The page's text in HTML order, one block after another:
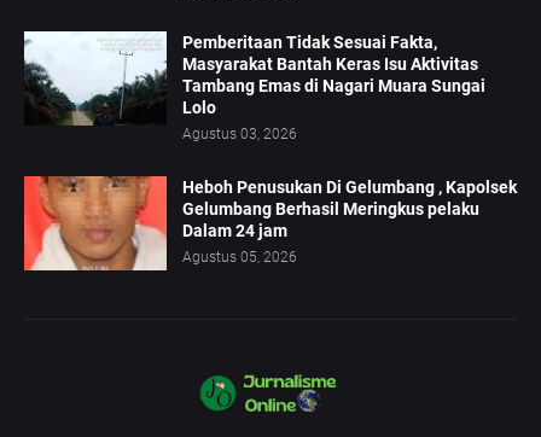
Pemberitaan Tidak Sesuai Fakta,
Masyarakat Bantah Keras Isu Aktivitas
Tambang Emas di Nagari Muara Sungai
Lolo
Agustus 03, 2026
Heboh Penusukan Di Gelumbang , Kapolsek
Gelumbang Berhasil Meringkus pelaku
Dalam 24 jam
Agustus 05, 2026